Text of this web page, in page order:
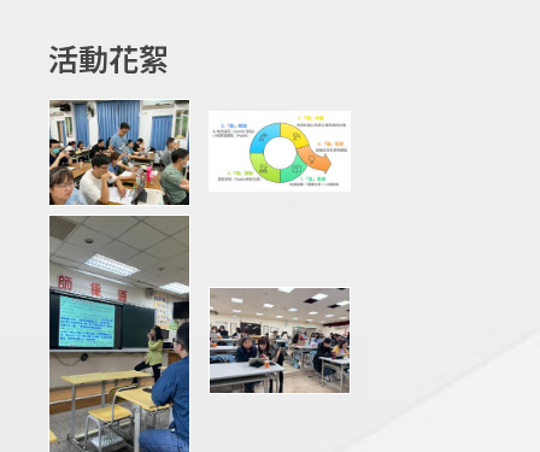
活動花絮